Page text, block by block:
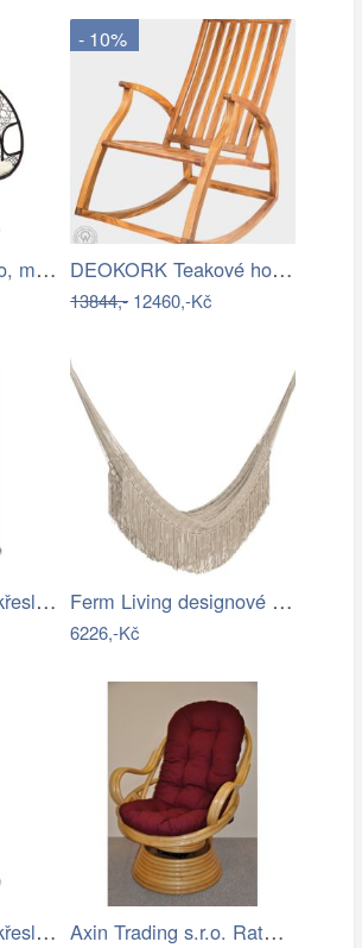
Závěsné dvojkřeslo, měděná/hnědá…
- 10%
DEOKORK Teakové houpací křeslo STEFANO
13844,-12460,-Kč
Závěsné houpací křeslo Nikes Blue Ferm Living designové houpací sítě Path…
6226,-Kč
Závěsné houpací křeslo Nikes Red Axin Trading s.r.o. Ratanové houpací…